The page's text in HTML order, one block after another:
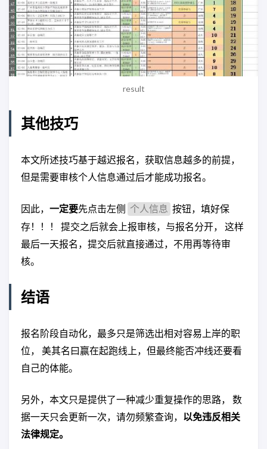
result
其他技巧
本文所述技巧基于越迟报名，获取信息越多的前提，
但是需要审核个人信息通过后才能成功报名。
因此， 一定要先点击左侧 个人信息 按钮，填好保
存！！！ 提交之后就会上报审核，与报名分开， 这样
最后一天报名，提交后就直接通过，不用再等待审
核。
结语
报名阶段自动化，最多只是筛选出相对容易上岸的职
位， 美其名曰赢在起跑线上，但最终能否冲线还要看
自己的体能。
另外，本文只是提供了一种减少重复操作的思路， 数
据一天只会更新一次，请勿频繁查询， 以免违反相关
法律规定。